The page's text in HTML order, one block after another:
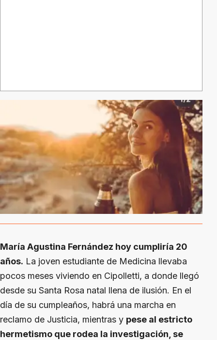
María Agustina Fernández hoy cumpliría 20
años. La joven estudiante de Medicina llevaba
pocos meses viviendo en Cipolletti, a donde llegó
desde su Santa Rosa natal llena de ilusión. En el
día de su cumpleaños, habrá una marcha en
reclamo de Justicia, mientras y pese al estricto
hermetismo que rodea la investigación, se